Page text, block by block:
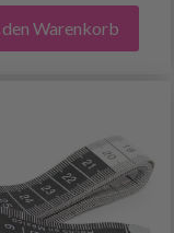
den Warenkorb